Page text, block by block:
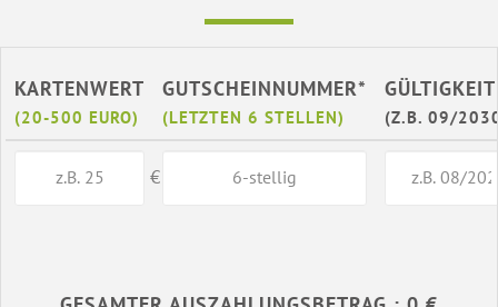
KARTENWERT
(20-500 EURO)
GUTSCHEINNUMMER*
(LETZTEN 6 STELLEN)
GÜLTIGKEIT
(Z.B. 09/
€